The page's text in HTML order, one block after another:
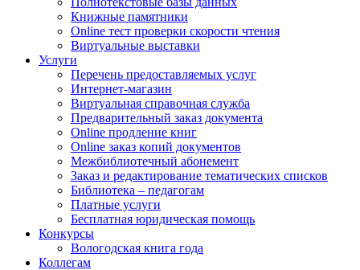
Книжные памятники
Online тест проверки скорости чтения
Виртуальные выставки
Услуги
Перечень предоставляемых услуг
Интернет-магазин
Виртуальная справочная служба
Предварительный заказ документа
Online продление книг
Online заказ копий документов
Межбиблиотечный абонемент
Заказ и редактирование тематических списков
Библиотека – педагогам
Платные услуги
Бесплатная юридическая помощь
Конкурсы
Вологодская книга года
Коллегам